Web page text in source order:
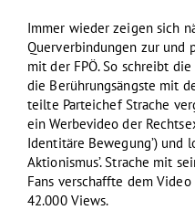
Immer wieder zeigen sich
Querverbindungen zur und
mit der FPÖ. So schreibt die
die Berührungsängste mit
teilte Parteichef Strache
ein Werbevideo der
Identitäre Bewegung’) und
Aktionismus’. Strache mit
Fans verschaffte dem
42.000 Views.